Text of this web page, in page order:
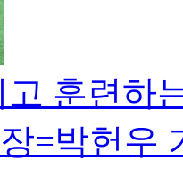
고 훈련하
=박헌우